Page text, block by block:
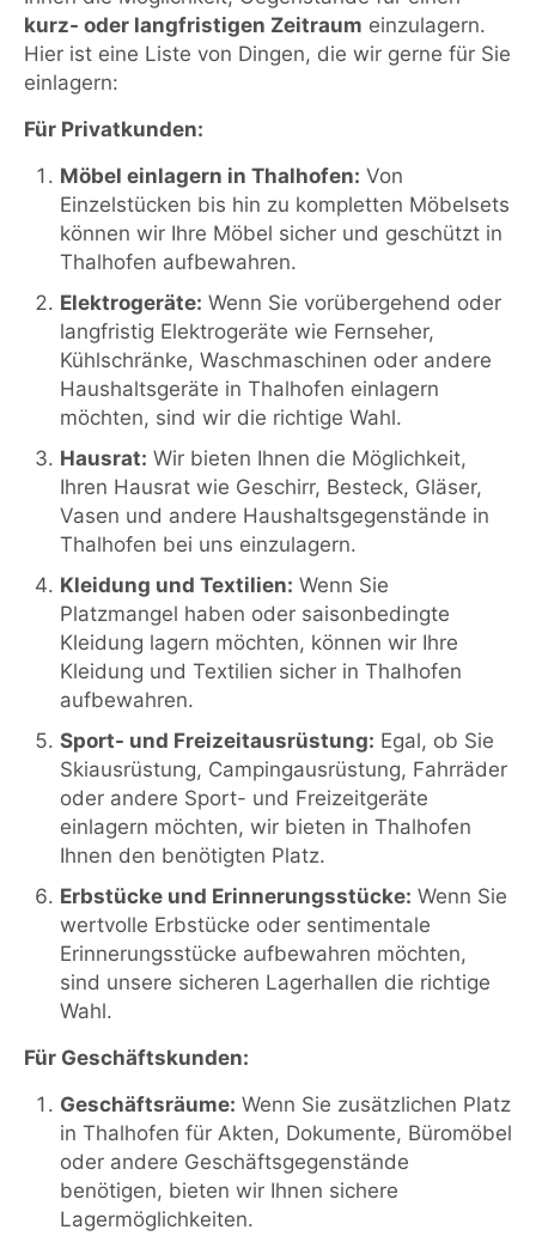
kurz- oder langfristigen Zeitraum einzulagern.
Hier ist eine Liste von Dingen, die wir gerne für Sie
einlagern:
Für Privatkunden:
Möbel einlagern in Thalhofen: Von
Einzelstücken bis hin zu kompletten Möbelsets
können wir Ihre Möbel sicher und geschützt in
Thalhofen aufbewahren.
Elektrogeräte: Wenn Sie vorübergehend oder
langfristig Elektrogeräte wie Fernseher,
Kühlschränke, Waschmaschinen oder andere
Haushaltsgeräte in Thalhofen einlagern
möchten, sind wir die richtige Wahl.
Hausrat: Wir bieten Ihnen die Möglichkeit,
Ihren Hausrat wie Geschirr, Besteck, Gläser,
Vasen und andere Haushaltsgegenstände in
Thalhofen bei uns einzulagern.
Kleidung und Textilien: Wenn Sie
Platzmangel haben oder saisonbedingte
Kleidung lagern möchten, können wir Ihre
Kleidung und Textilien sicher in Thalhofen
aufbewahren.
Sport- und Freizeitausrüstung: Egal, ob Sie
Skiausrüstung, Campingausrüstung, Fahrräder
oder andere Sport- und Freizeitgeräte
einlagern möchten, wir bieten in Thalhofen
Ihnen den benötigten Platz.
Erbstücke und Erinnerungsstücke: Wenn Sie
wertvolle Erbstücke oder sentimentale
Erinnerungsstücke aufbewahren möchten,
sind unsere sicheren Lagerhallen die richtige
Wahl.
Für Geschäftskunden:
Geschäftsräume: Wenn Sie zusätzlichen Platz
in Thalhofen für Akten, Dokumente, Büromöbel
oder andere Geschäftsgegenstände
benötigen, bieten wir Ihnen sichere
Lagermöglichkeiten.